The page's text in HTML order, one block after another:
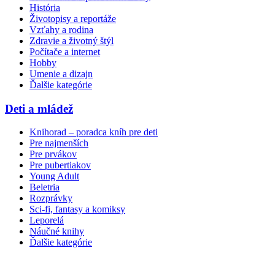
História
Životopisy a reportáže
Vzťahy a rodina
Zdravie a životný štýl
Počítače a internet
Hobby
Umenie a dizajn
Ďalšie kategórie
Deti a mládež
Knihorad – poradca kníh pre deti
Pre najmenších
Pre prvákov
Pre pubertiakov
Young Adult
Beletria
Rozprávky
Sci-fi, fantasy a komiksy
Leporelá
Náučné knihy
Ďalšie kategórie